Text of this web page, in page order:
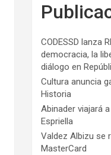
CODESSD lanza
democracia, la
diálogo en
Cultura anuncia
Historia
Abinader viajará
Espriella
Valdez Albizu se
MasterCard